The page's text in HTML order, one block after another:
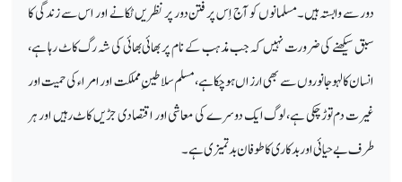
دورسے وابستہ ہیں۔ مسلمانوں کو آج اِس پر فتن دور پر نظریں ٹکانے اور اس سے زندگی کا
سبق سیکھنے کی ضرورت نہیں کہ جب مذہب کے نام پر بھائی بھائی کی شہ رگ کاٹ رہا ہے،
انسان کا لہو جانوروں سے بھی ارزاں ہو چکا ہے، مسلم سلاطینِ مملکت اور امراء کی حمیت اور
غیرت دم توڑ چکی ہے، لوگ ایک دوسرے کی معاشی اور اقتصادی جڑیں کاٹ رہیں اور ہر
طرف بے حیائی اور بدکاری کا طوفان بد تمیزی ہے۔